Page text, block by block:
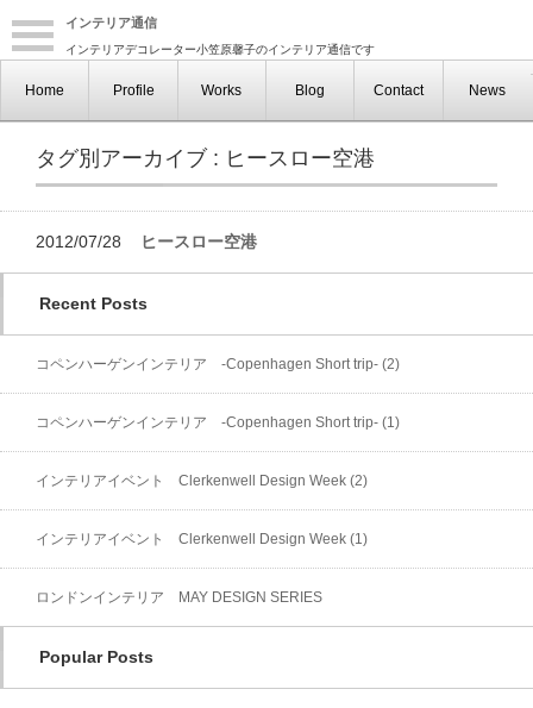
インテリア通信
インテリアデコレーター小笠原馨子のインテリア通信です
Home Profile Works Blog Contact News
タグ別アーカイブ : ヒースロー空港
2012/07/28 ヒースロー空港
Recent Posts
コペンハーゲンインテリア -Copenhagen Short trip- (2)
コペンハーゲンインテリア -Copenhagen Short trip- (1)
インテリアイベント Clerkenwell Design Week (2)
インテリアイベント Clerkenwell Design Week (1)
ロンドンインテリア MAY DESIGN SERIES
Popular Posts